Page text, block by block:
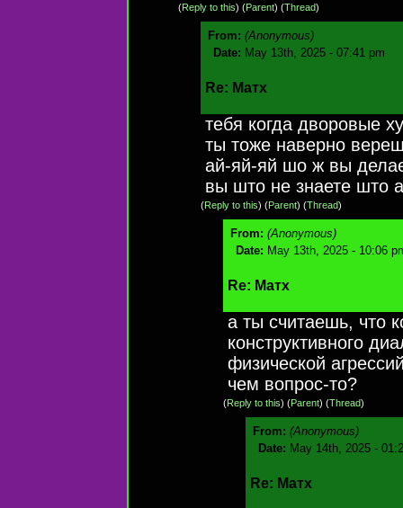
(Reply to this) (Parent) (Thread)
From: (Anonymous)
Date: May 13th, 2025 - 07:41 pm
Re: Матх
тебя когда дворовые
ты тоже наверно
ай-яй-яй шо ж вы
вы што не знаете што
(Reply to this) (Parent) (Thread)
From: (Anonymous)
Date: May 13th, 2025 - 10:06
Re: Матх
а ты считаешь, что
конструктивного
физической
чем вопрос-то?
(Reply to this) (Parent) (Thread)
From: (Anonymous)
Date: May 14th, 2025 -
Re: Матх